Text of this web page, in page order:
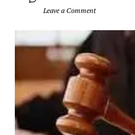
		Leave a Comment